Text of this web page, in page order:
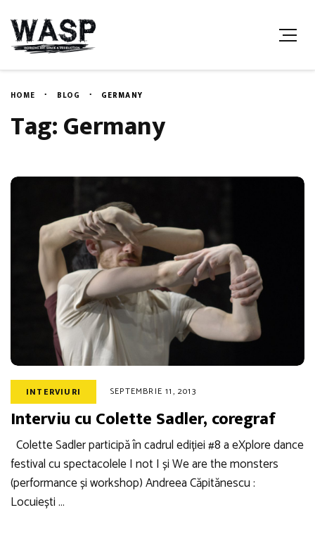
HOME BLOG GERMANY
Tag: Germany
INTERVIURI SEPTEMBRIE 11, 2013
Interviu cu Colette Sadler, coregraf
Colette Sadler participă în cadrul ediției #8 a eXplore dance
festival cu spectacolele I not I și We are the monsters
(performance și workshop) Andreea Căpitănescu :
Locuiești …